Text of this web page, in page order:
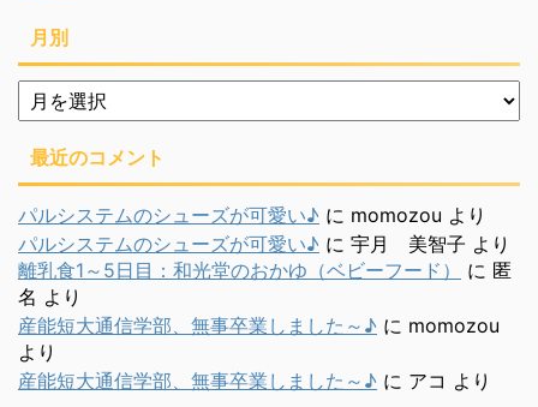
月別
月
別
最近のコメント
パルシステムのシューズが可愛い♪ に momozou より
パルシステムのシューズが可愛い♪ に 宇月 美智子 より
離乳食1～5日目：和光堂のおかゆ（ベビーフード）
に 匿
名 より
産能短大通信学部、無事卒業しました～♪ に momozou
より
産能短大通信学部、無事卒業しました～♪ に アコ より